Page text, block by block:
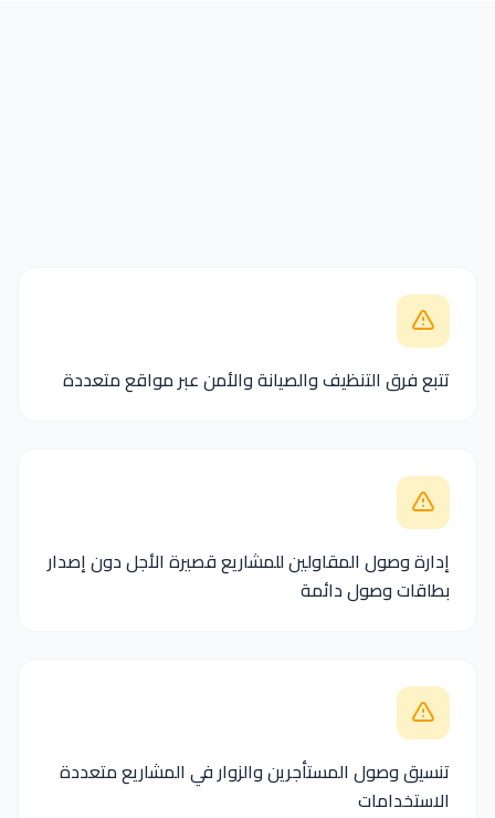
تتبع فرق التنظيف والصيانة والأمن عبر مواقع متعددة
إدارة وصول المقاولين للمشاريع قصيرة الأجل دون إصدار
بطاقات وصول دائمة
تنسيق وصول المستأجرين والزوار في المشاريع متعددة
الاستخدامات